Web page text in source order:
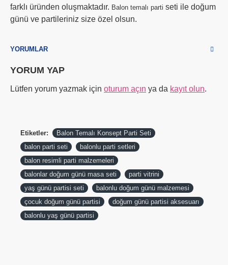
farklı üründen oluşmaktadır. Balon temalı parti seti ile doğum
günü ve partileriniz size özel olsun.
YORUMLAR
YORUM YAP
Lütfen yorum yazmak için oturum açın ya da kayıt olun.
Etiketler:
Balon Temalı Konsept Parti Seti
balon parti seti
balonlu parti setleri
balon resimli parti malzemeleri
balonlar doğum günü masa seti
parti vitrini
yaş günü partisi seti
balonlu doğum günü malzemesi
çocuk doğum günü partisi
doğum günü partisi aksesuarı
balonlu yaş günü partisi